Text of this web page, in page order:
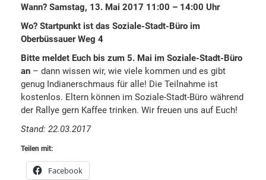
Wann? Samstag, 13. Mai 2017 11:00 – 14:00 Uhr
Wo? Startpunkt ist das Soziale-Stadt-Büro im
Oberbüssauer Weg 4
Bitte meldet Euch bis zum 5. Mai im Soziale-Stadt-Büro
an – dann wissen wir, wie viele kommen und es gibt
genug Indianerschmaus für alle! Die Teilnahme ist
kostenlos. Eltern können im Soziale-Stadt-Büro während
der Rallye gern Kaffee trinken. Wir freuen uns auf Euch!
Stand: 22.03.2017
Teilen mit:
Facebook